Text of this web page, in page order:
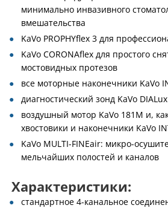
минимально инвазивного
вмешательства
KaVo PROPHYflex 3 для
KaVo CORONAflex для простого
мостовидных протезов
все моторные наконечники KaVo
диагностический зонд KaVo DIALux
воздушный мотор KaVo 181M и,
хвостовики и наконечники KaVo
KaVo MULTI-FINEair: микро-
мельчайших полостей и каналов
Характеристики:
стандартное 4-канальное